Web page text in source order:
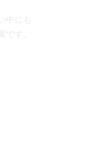
中にも
です。